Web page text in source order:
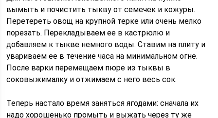
вымыть и почистить тыкву от семечек и кожуры.
Перетереть овощ на крупной терке или очень мелко
порезать. Перекладываем ее в кастрюлю и
добавляем к тыкве немного воды. Ставим на плиту и
увариваем ее в течение часа на минимальном огне.
После варки перемещаем пюре из тыквы в
соковыжималку и отжимаем с него весь сок.
Теперь настало время заняться ягодами: сначала их
надо хорошенько промыть и выжать через ту же